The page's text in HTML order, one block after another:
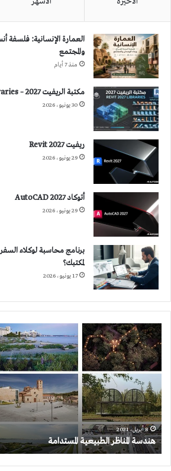
العمارة الإنسانية: فلسفة
والمجتمع
منذ 7 أيام
مكتبة الريفيت 2027 – Revit 2027 Libraries
30 يونيو، 2026
ريفيت 2027 Revit
29 يونيو، 2026
أتوكاد 2027 AutoCAD
29 يونيو، 2026
برنامج محاسبة لوكلاء
لمكتبك؟
17 يونيو، 2026
هندسة
المناظر
الطبيعية
المستدامة
8 أبريل، 2021
هندسة المناظر الطبيعية المستدامة